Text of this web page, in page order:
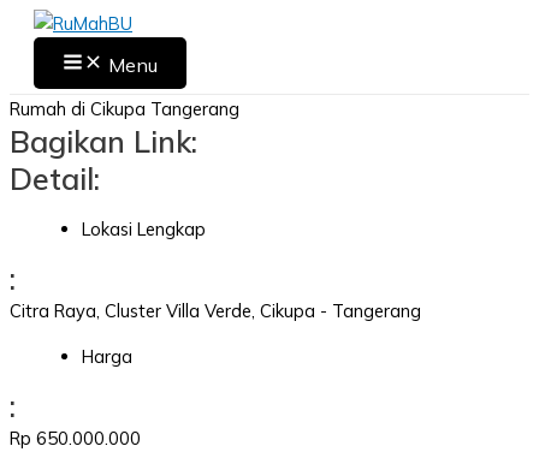
Skip
content
Main
Menu Menu
Rumah di Cikupa Tangerang
Bagikan Link:
Detail:
Lokasi Lengkap
:
Citra Raya, Cluster Villa Verde, Cikupa - Tangerang
Harga
:
Rp 650.000.000